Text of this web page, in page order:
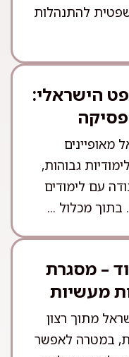
להתנהלות
הישראלי:
מאופיינים
גבוהות,
עם לימודים
בתוך מכלול ...
– מסגרת
מעשיות
מתוך רצון
במטרה לאפשר